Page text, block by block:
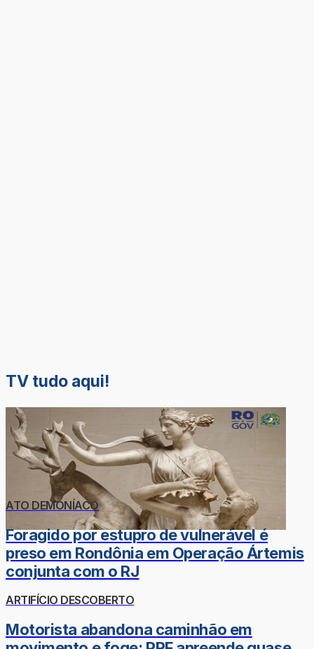
TV tudo aqui!
ATO DEMONÍACO
Foragido por estupro de vulnerável é
preso em Rondônia em Operação Ártemis
conjunta com o RJ
ARTIFÍCIO DESCOBERTO
Motorista abandona caminhão em